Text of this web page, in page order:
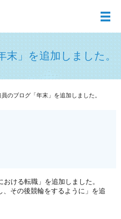
メ
末」を追加しました。
のブログ「年末」を追加しました。
ける転職」を追加しました。
その後競輪をするように」を追